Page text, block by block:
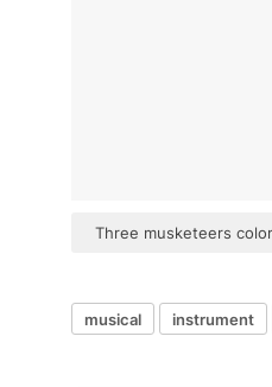
Three musketeers
musical instrument